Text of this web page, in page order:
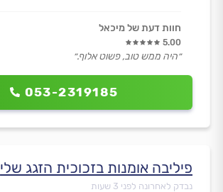
053-2319185
חוות דעת של מיכאל
5.00
״היה ממש טוב, פשוט אלוף.״
פיליבה אומנות בזכוכית הזגג שלי
נבדק לאחרונה לפני 3 שעות